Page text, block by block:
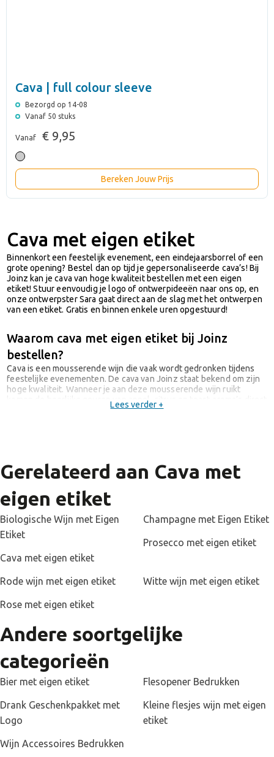
Cava | full colour sleeve
Bezorgd op 14-08
Vanaf 50 stuks
Vanaf € 9,95
Bereken Jouw Prijs
Cava met eigen etiket
Binnenkort een feestelijk evenement, een eindejaarsborrel of een
grote opening? Bestel dan op tijd je gepersonaliseerde cava’s! Bij
Joinz kan je cava van hoge kwaliteit bestellen met een eigen
etiket! Stuur eenvoudig je logo of ontwerpideeën naar ons op, en
onze ontwerpster Sara gaat direct aan de slag met het ontwerpen
van een etiket. Gratis en binnen enkele uren opgestuurd!
Waarom cava met eigen etiket bij Joinz
bestellen?
Cava is een mousserende wijn die vaak wordt gedronken tijdens
feestelijke evenementen. De cava van Joinz staat bekend om zijn
hoge kwaliteit. Wanneer je aan deze mousserende wijn ruikt
komen de heerlijke geuren van appel, citrus en toast-aroma’s direct
naar boven. De cava heeft een stevige, maar mooi bubbel. Een
volledig tevreden met jouw ontwerp? Laat weten wat er mis of
geef nog eventuele wensen op. Sara de ontwerpster gaat direct
aan de slag om jouw etiket te perfectioneren. Pas wanneer je
helemaal tevreden bent geven wij het ontwerp door aan de
producent.
Cava met eigen etiket is al jaren een razend
Lees verder +
Gerelateerd aan Cava met
eigen etiket
Biologische Wijn met Eigen
Etiket
Cava met eigen etiket
Champagne met Eigen Etiket
Prosecco met eigen etiket
Rode wijn met eigen etiket
Rose met eigen etiket
Witte wijn met eigen etiket
Andere soortgelijke
categorieën
Bier met eigen etiket
Drank Geschenkpakket met
Logo
Flesopener Bedrukken
Kleine flesjes wijn met eigen
etiket
Wijn Accessoires Bedrukken